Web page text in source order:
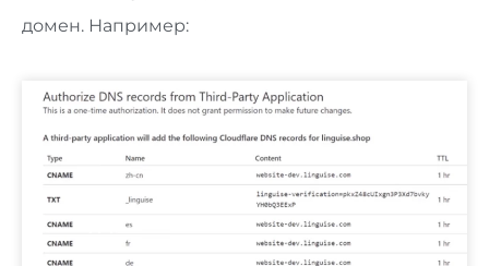
домен. Например: